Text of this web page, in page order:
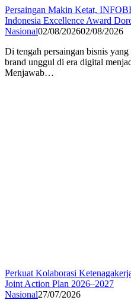
Persaingan Makin Ketat,
Indonesia Excellence Award
Nasional02/08/202602/08/2026
Di tengah persaingan bisnis
brand unggul di era digital
Menjawab…
Perkuat Kolaborasi
Joint Action Plan 2026–2027
Nasional27/07/2026